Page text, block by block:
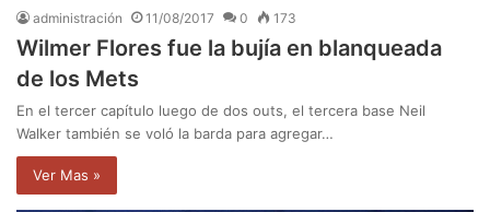
administración 11/08/2017 0 173
Wilmer Flores fue la bujía en blanqueada
de los Mets
En el tercer capítulo luego de dos outs, el tercera base Neil
Walker también se voló la barda para agregar…
Ver Mas »